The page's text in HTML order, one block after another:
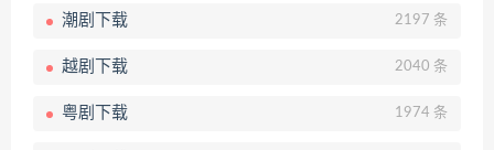
潮剧下载 2197 条
越剧下载 2040 条
粤剧下载 1974 条